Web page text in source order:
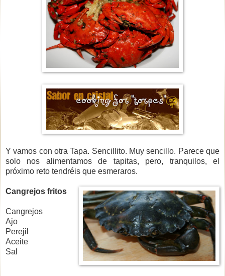
Y vamos con otra Tapa. Sencillito. Muy sencillo. Parece que
solo nos alimentamos de tapitas, pero, tranquilos, el
próximo reto tendréis que esmeraros.
Cangrejos fritos
Cangrejos
Ajo
Perejil
Aceite
Sal